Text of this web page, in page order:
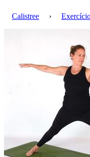
Calistree ›